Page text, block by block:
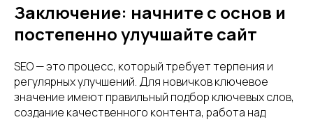
Заключение: начните с основ и
постепенно улучшайте сайт
SEO — это процесс, который требует терпения и
регулярных улучшений. Для новичков ключевое
значение имеют правильный подбор ключевых слов,
создание качественного контента, работа над